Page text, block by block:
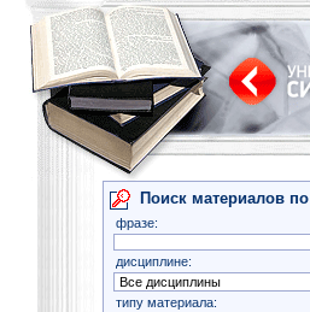
Поиск материалов по
фразе:
дисциплине:
типу материала: